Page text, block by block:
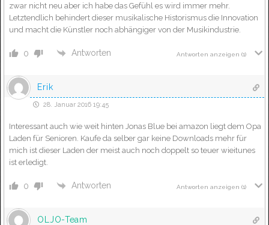
zwar nicht neu aber ich habe das Gefühl es wird immer mehr.
Letztendlich behindert dieser musikalische Historismus die Innovation
und macht die Künstler noch abhängiger von der Musikindustrie.
0 Antworten Antworten anzeigen (1)
Erik
28. Januar 2016 19:45
Interessant auch wie weit hinten Jonas Blue bei amazon liegt dem Opa
Laden für Senioren. Kaufe da selber gar keine Downloads mehr für
mich ist dieser Laden der meist auch noch doppelt so teuer wieitunes
ist erledigt.
0 Antworten Antworten anzeigen (1)
OLJO-Team